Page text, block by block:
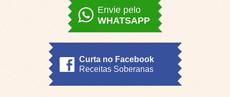
Envie pelo
WHATSAPP
Curta no Facebook
Receitas Soberanas